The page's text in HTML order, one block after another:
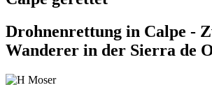
Drohnenrettung in Calpe -
Wanderer in der Sierra de